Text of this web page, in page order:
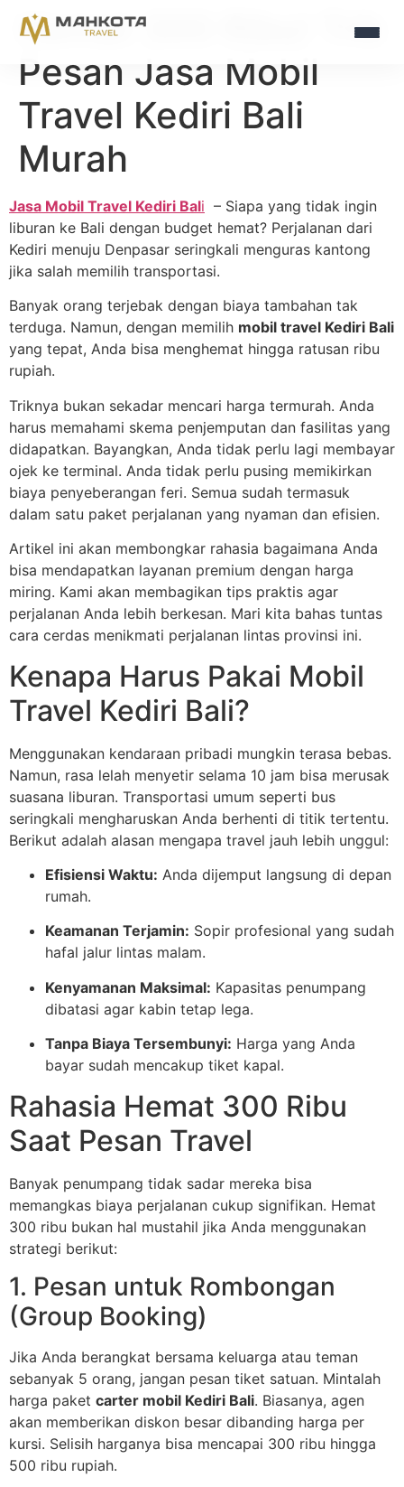
Hemat 300 Ribu! Trik
Pesan Jasa Mobil
Travel Kediri Bali
Murah
Jasa Mobil Travel Kediri Bali – Siapa yang tidak ingin
liburan ke Bali dengan budget hemat? Perjalanan dari
Kediri menuju Denpasar seringkali menguras kantong
jika salah memilih transportasi.
Banyak orang terjebak dengan biaya tambahan tak
terduga. Namun, dengan memilih mobil travel Kediri Bali
yang tepat, Anda bisa menghemat hingga ratusan ribu
rupiah.
Triknya bukan sekadar mencari harga termurah. Anda
harus memahami skema penjemputan dan fasilitas yang
didapatkan. Bayangkan, Anda tidak perlu lagi membayar
ojek ke terminal. Anda tidak perlu pusing memikirkan
biaya penyeberangan feri. Semua sudah termasuk
dalam satu paket perjalanan yang nyaman dan efisien.
Artikel ini akan membongkar rahasia bagaimana Anda
bisa mendapatkan layanan premium dengan harga
miring. Kami akan membagikan tips praktis agar
perjalanan Anda lebih berkesan. Mari kita bahas tuntas
cara cerdas menikmati perjalanan lintas provinsi ini.
Kenapa Harus Pakai Mobil
Travel Kediri Bali?
Menggunakan kendaraan pribadi mungkin terasa bebas.
Namun, rasa lelah menyetir selama 10 jam bisa merusak
suasana liburan. Transportasi umum seperti bus
seringkali mengharuskan Anda berhenti di titik tertentu.
Berikut adalah alasan mengapa travel jauh lebih unggul:
Efisiensi Waktu: Anda dijemput langsung di depan
rumah.
Keamanan Terjamin: Sopir profesional yang sudah
hafal jalur lintas malam.
Kenyamanan Maksimal: Kapasitas penumpang
dibatasi agar kabin tetap lega.
Tanpa Biaya Tersembunyi: Harga yang Anda
bayar sudah mencakup tiket kapal.
Rahasia Hemat 300 Ribu
Saat Pesan Travel
Banyak penumpang tidak sadar mereka bisa
memangkas biaya perjalanan cukup signifikan. Hemat
300 ribu bukan hal mustahil jika Anda menggunakan
strategi berikut:
1. Pesan untuk Rombongan
(Group Booking)
Jika Anda berangkat bersama keluarga atau teman
sebanyak 5 orang, jangan pesan tiket satuan. Mintalah
harga paket carter mobil Kediri Bali. Biasanya, agen
akan memberikan diskon besar dibanding harga per
kursi. Selisih harganya bisa mencapai 300 ribu hingga
500 ribu rupiah.